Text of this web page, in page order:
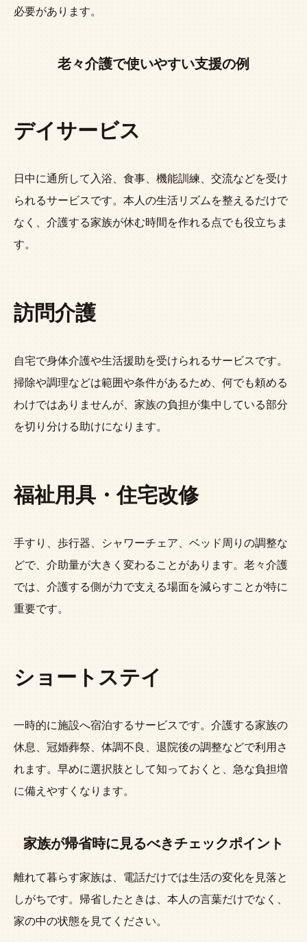
必要があります。
老々介護で使いやすい支援の例
デイサービス
日中に通所して入浴、食事、機能訓練、交流などを受け
られるサービスです。本人の生活リズムを整えるだけで
なく、介護する家族が休む時間を作れる点でも役立ちま
す。
訪問介護
自宅で身体介護や生活援助を受けられるサービスです。
掃除や調理などは範囲や条件があるため、何でも頼める
わけではありませんが、家族の負担が集中している部分
を切り分ける助けになります。
福祉用具・住宅改修
手すり、歩行器、シャワーチェア、ベッド周りの調整な
どで、介助量が大きく変わることがあります。老々介護
では、介護する側が力で支える場面を減らすことが特に
重要です。
ショートステイ
一時的に施設へ宿泊するサービスです。介護する家族の
休息、冠婚葬祭、体調不良、退院後の調整などで利用さ
れます。早めに選択肢として知っておくと、急な負担増
に備えやすくなります。
家族が帰省時に見るべきチェックポイント
離れて暮らす家族は、電話だけでは生活の変化を見落と
しがちです。帰省したときは、本人の言葉だけでなく、
家の中の状態を見てください。